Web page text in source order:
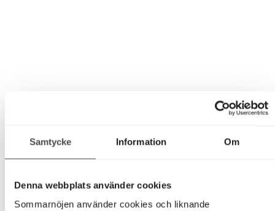
Samtycke Information Om
Denna webbplats använder cookies
Sommarnöjen använder cookies och liknande